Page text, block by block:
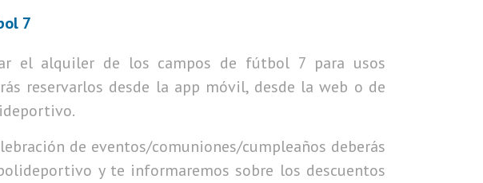
7
el alquiler de los campos de fútbol 7 para usos
reservarlos desde la app móvil, desde la web o de
de eventos/comuniones/cumpleaños deberás
y te informaremos sobre los descuentos